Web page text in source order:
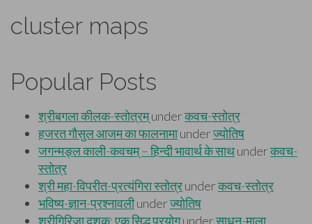
cluster maps
Popular Posts